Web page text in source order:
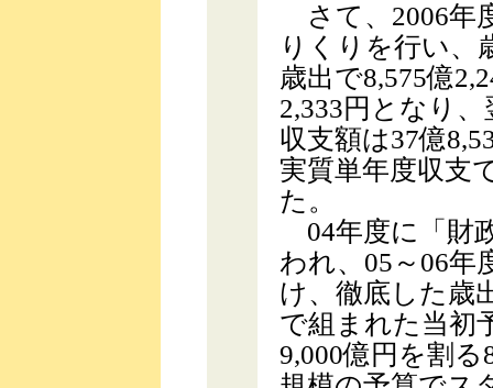
さて、2006年
りくりを行い、
歳出で8,575億
2,333円となり
収支額は37億
実質単年度収支
た。
04年度に「財
われ、05～06年
け、徹底した歳
で組まれた当初
9,000億円を割る